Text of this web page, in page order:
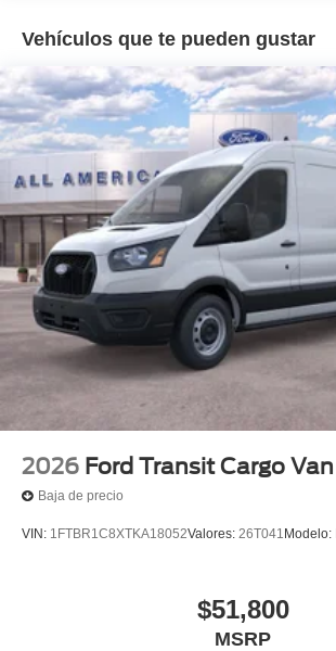
Vehículos que te pueden gustar
2026 Ford Transit Cargo Van
Baja de precio
VIN: 1FTBR1C8XTKA18052Valores: 26T041 Modelo:
$51,800
MSRP